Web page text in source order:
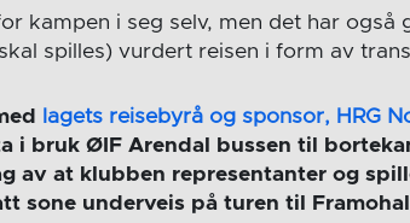
kampen i seg selv, men det har også
spilles) vurdert reisen i form av
lagets reisebyrå og sponsor, HRG
i bruk ØIF Arendal bussen til
av at klubben representanter og
sone underveis på turen til